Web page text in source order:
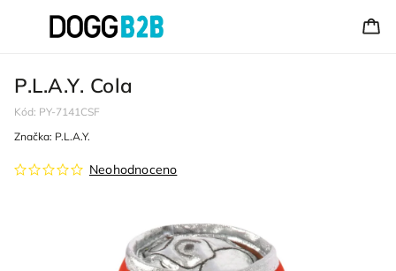
P.L.A.Y. Cola
Kód: PY-7141CSF
Neohodnoceno
Značka: P.L.A.Y.